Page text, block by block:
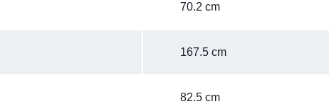
70.2 cm
167.5 cm
82.5 cm